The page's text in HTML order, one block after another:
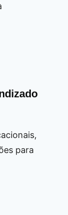
para